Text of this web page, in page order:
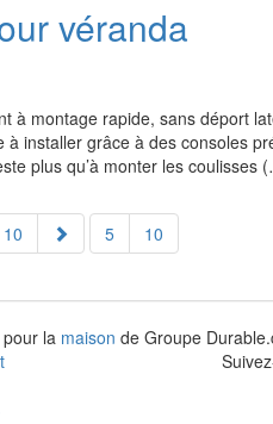
véranda
à montage rapide, sans déport
installer grâce à des consoles
plus qu’à monter les coulisses
10 5 10
pour la maison de Groupe